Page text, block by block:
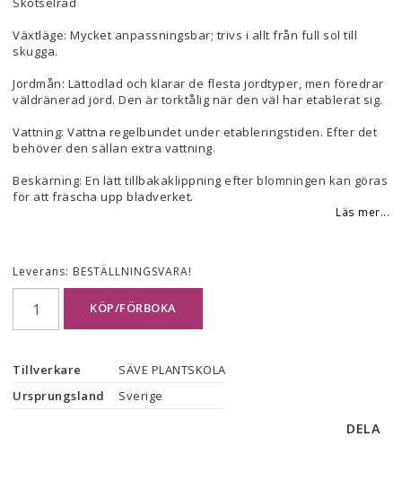
Växtläge: Mycket anpassningsbar; trivs i allt från full sol till
skugga.
Jordmån: Lättodlad och klarar de flesta jordtyper, men föredrar
väldränerad jord. Den är torktålig när den väl har etablerat sig.
Vattning: Vattna regelbundet under etableringstiden. Efter det
behöver den sällan extra vattning.
Beskärning: En lätt tillbakaklippning efter blomningen kan göras
för att fräscha upp bladverket.
Läs mer...
Leverans: BESTÄLLNINGSVARA!
KÖP/FÖRBOKA
Tillverkare
SÄVE PLANTSKOLA
Ursprungsland
Sverige
DELA